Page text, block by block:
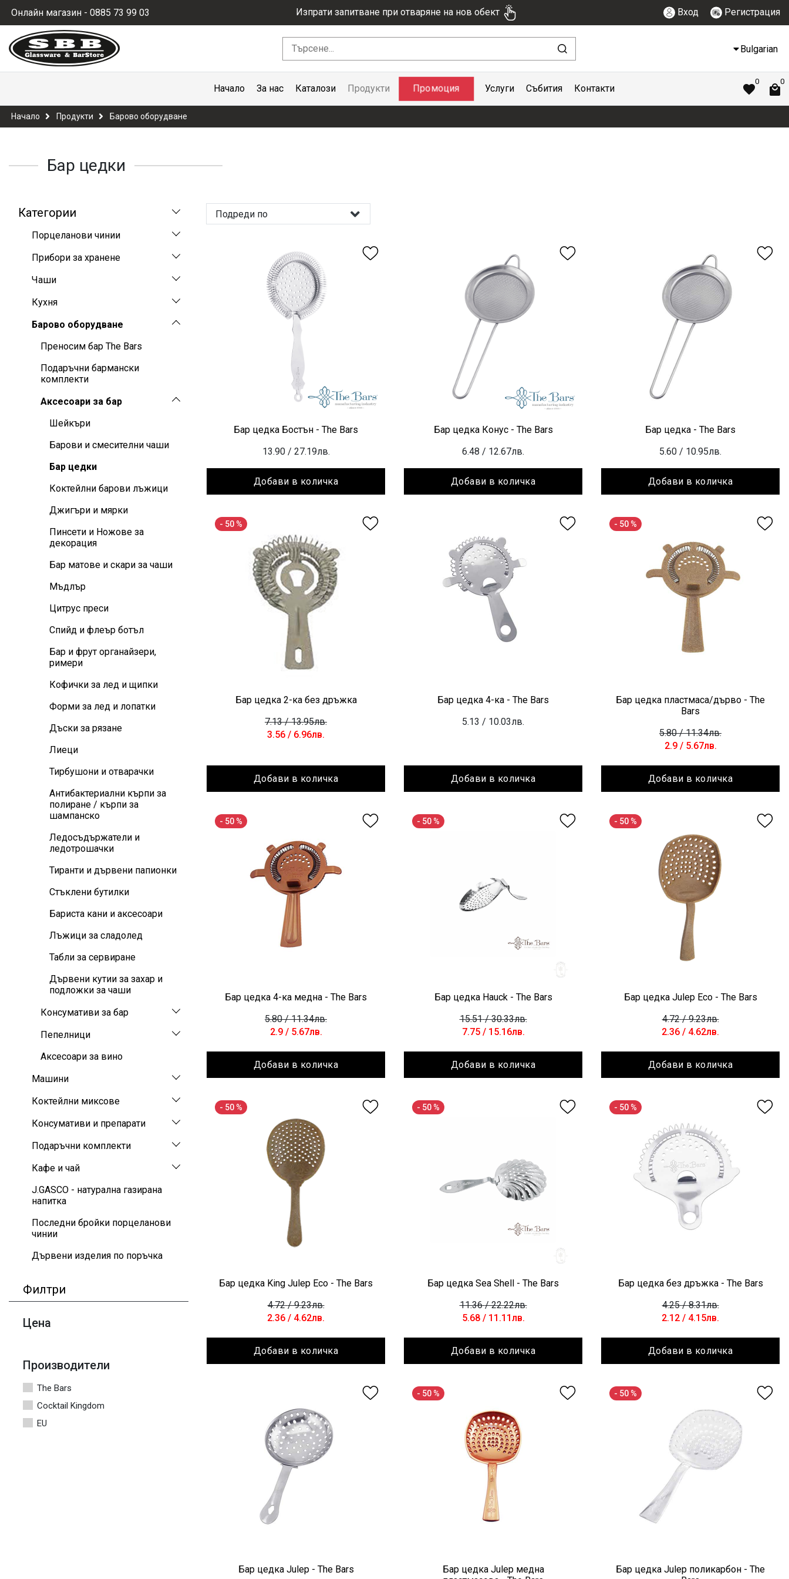
Онлайн магазин - 0885 73 99 03 Изпрати запитване при отваряне на нов обект Вход Регистрация
Bulgarian
Начало За нас Каталози Продукти Промоция Услуги Събития Контакти
0 0
Начало Продукти Барово оборудване
Бар цедки
Категории
Порцеланови чинии
Прибори за хранене
Чаши
Кухня
Барово оборудване
Преносим бар The Bars
Подаръчни бармански
комплекти
Аксесоари за бар
Шейкъри
Барови и смесителни чаши
Бар цедки
Коктейлни барови лъжици
Джигъри и мярки
Пинсети и Ножове за
декорация
Бар матове и скари за чаши
Мъдлър
Цитрус преси
Спийд и флеър ботъл
Бар и фрут органайзери,
римери
Кофички за лед и щипки
Форми за лед и лопатки
Дъски за рязане
Лиеци
Тирбушони и отварачки
Антибактериални кърпи за
полиране / кърпи за
шампанско
Ледосъдържатели и
ледотрошачки
Тиранти и дървени папионки
Стъклени бутилки
Бариста кани и аксесоари
Лъжици за сладолед
Табли за сервиране
Дървени кутии за захар и
подложки за чаши
Консумативи за бар
Пепелници
Аксесоари за вино
Машини
Коктейлни миксове
Консумативи и препарати
Подаръчни комплекти
Кафе и чай
J.GASCO - натурална газирана
напитка
Последни бройки порцеланови
чинии
Дървени изделия по поръчка
Филтри
Цена
Производители
The Bars
Cocktail Kingdom
EU
Подреди по
Бар цедка Бостън - The Bars
13.90 / 27.19лв.
Добави в количка
Бар цедка Конус - The Bars
6.48 / 12.67лв.
Добави в количка
Бар цедка - The Bars
5.60 / 10.95лв.
Добави в количка
- 50 %
Бар цедка 2-ка без дръжка
7.13 / 13.95лв.
3.56 / 6.96лв.
Добави в количка
Бар цедка 4-ка - The Bars
5.13 / 10.03лв.
Добави в количка
- 50 %
Бар цедка пластмаса/дърво - The
Bars
5.80 / 11.34лв.
2.9 / 5.67лв.
Добави в количка
- 50 %
Бар цедка 4-ка медна - The Bars
5.80 / 11.34лв.
2.9 / 5.67лв.
Добави в количка
- 50 %
Бар цедка Hauck - The Bars
15.51 / 30.33лв.
7.75 / 15.16лв.
Добави в количка
- 50 %
Бар цедка Julep Eco - The Bars
4.72 / 9.23лв.
2.36 / 4.62лв.
Добави в количка
- 50 %
Бар цедка King Julep Eco - The Bars
4.72 / 9.23лв.
2.36 / 4.62лв.
Добави в количка
- 50 %
Бар цедка Sea Shell - The Bars
11.36 / 22.22лв.
5.68 / 11.11лв.
Добави в количка
- 50 %
Бар цедка без дръжка - The Bars
4.25 / 8.31лв.
2.12 / 4.15лв.
Добави в количка
Бар цедка Julep - The Bars
- 50 %
Бар цедка Julep медна
- 50 %
Бар цедка Julep поликарбон - The